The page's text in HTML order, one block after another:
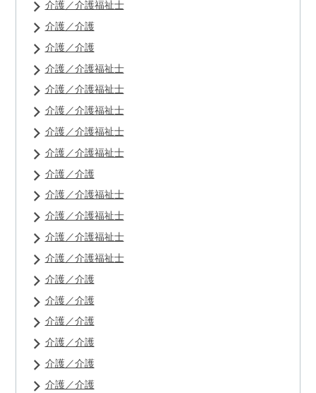
介護／介護福祉士
介護／介護
介護／介護
介護／介護福祉士
介護／介護福祉士
介護／介護福祉士
介護／介護福祉士
介護／介護福祉士
介護／介護
介護／介護福祉士
介護／介護福祉士
介護／介護福祉士
介護／介護福祉士
介護／介護
介護／介護
介護／介護
介護／介護
介護／介護
介護／介護